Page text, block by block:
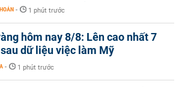
- 1 phút trước
hôm nay 8/8: Lên cao nhất 7
dữ liệu việc làm Mỹ
- 1 phút trước